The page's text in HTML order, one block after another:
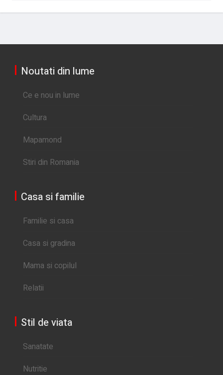
Noutati din lume
Ce e nou in lume
Cultura
Mapamond
Stiri din Romania
Casa si familie
Familie si casa
Casa si gradina
Mama si copilul
Relatii
Stil de viata
Sanatate
Nutritie